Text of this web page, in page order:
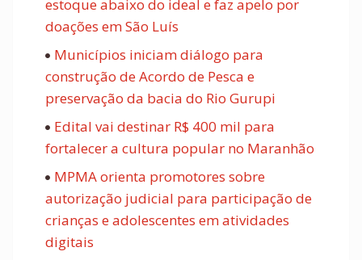
estoque abaixo do ideal e faz apelo por
doações em São Luís
Municípios iniciam diálogo para
construção de Acordo de Pesca e
preservação da bacia do Rio Gurupi
Edital vai destinar R$ 400 mil para
fortalecer a cultura popular no Maranhão
MPMA orienta promotores sobre
autorização judicial para participação de
crianças e adolescentes em atividades
digitais